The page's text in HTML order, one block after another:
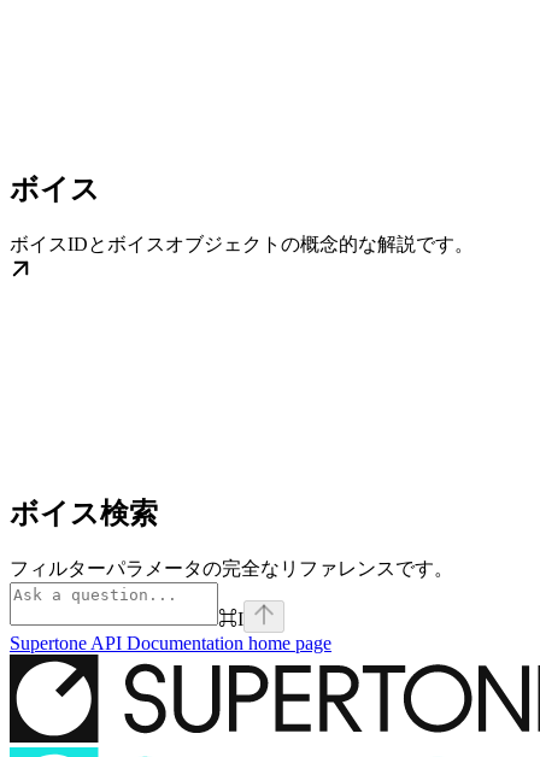
ボイス
ボイスIDとボイスオブジェクトの概念的な解説です。
ボイス検索
フィルターパラメータの完全なリファレンスです。
⌘I
Supertone API Documentation home page